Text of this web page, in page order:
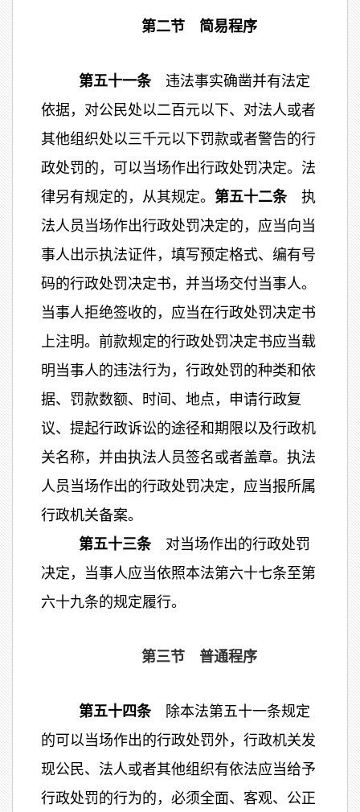
第二节 简易程序
第五十一条违法事实确凿并有法定
依据，对公民处以二百元以下、对法人或者
其他组织处以三千元以下罚款或者警告的行
政处罚的，可以当场作出行政处罚决定。法
律另有规定的，从其规定。 第五十二条执
法人员当场作出行政处罚决定的，应当向当
事人出示执法证件，填写预定格式、编有号
码的行政处罚决定书，并当场交付当事人。
当事人拒绝签收的，应当在行政处罚决定书
上注明。前款规定的行政处罚决定书应当载
明当事人的违法行为，行政处罚的种类和依
据、罚款数额、时间、地点，申请行政复
议、提起行政诉讼的途径和期限以及行政机
关名称，并由执法人员签名或者盖章。执法
人员当场作出的行政处罚决定，应当报所属
行政机关备案。
第五十三条对当场作出的行政处罚
决定，当事人应当依照本法第六十七条至第
六十九条的规定履行。
第三节 普通程序
第五十四条除本法第五十一条规定
的可以当场作出的行政处罚外，行政机关发
现公民、法人或者其他组织有依法应当给予
行政处罚的行为的，必须全面、客观、公正